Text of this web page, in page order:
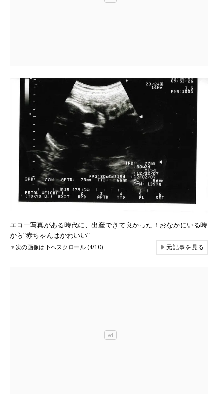
エコー写真がある時代に、出産できて良かった！おなかにいる時
から“赤ちゃんはかわいい”
▼次の画像は下へスクロール (4/10) ▶元記事を見る